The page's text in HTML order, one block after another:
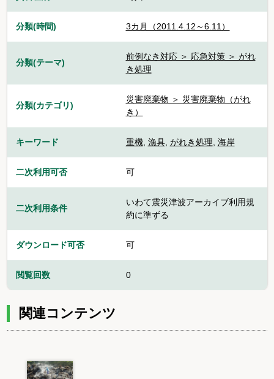
分類(時間) 3カ月（2011.4.12～6.11）
分類(テーマ)
前例なき対応 ＞ 応急対策 ＞ がれ
き処理
分類(カテゴリ)
災害廃棄物 ＞ 災害廃棄物（がれ
き）
キーワード 重機, 漁具, がれき処理, 海岸
二次利用可否 可
二次利用条件
いわて震災津波アーカイブ利用規
約に準ずる
ダウンロード可否 可
閲覧回数 0
関連コンテンツ